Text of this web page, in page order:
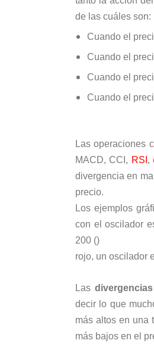
de las cuáles son:
Cuando el
Cuando el
Cuando el
Cuando el
Las operaciones
MACD, CCI, RSI ,
divergencia en
precio.
Los ejemplos
con el oscilador
200 ()
rojo, un oscilador
Las
decir lo que
más altos en una
más bajos en el